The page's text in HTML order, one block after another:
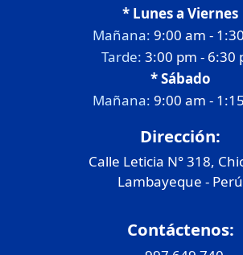
* Lunes a Viernes
Mañana: 9:00 am -
Tarde: 3:00 pm - 6:30
* Sábado
Mañana: 9:00 am -
Dirección:
Calle Leticia N° 318,
Lambayeque - Perú
Contáctenos: